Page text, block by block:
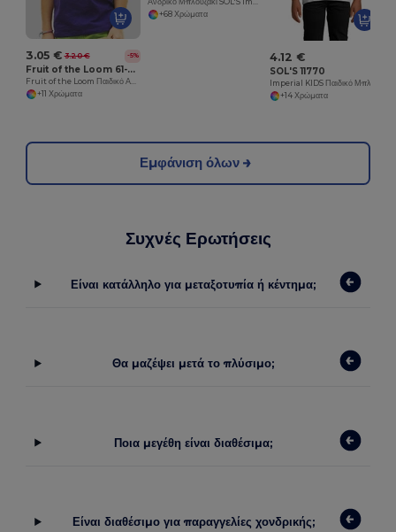
3.05 € 3.20 € -5%
Fruit of the Loom 61-033-0
+11 Χρώματα
+68 Χρώματα
4.12 €
SOL'S 11770
+14 Χρώματα
Εμφάνιση όλων
Συχνές Ερωτήσεις
Είναι κατάλληλο για μεταξοτυπία ή κέντημα;
Θα μαζέψει μετά το πλύσιμο;
Ποια μεγέθη είναι διαθέσιμα;
Είναι διαθέσιμο για παραγγελίες χονδρικής;